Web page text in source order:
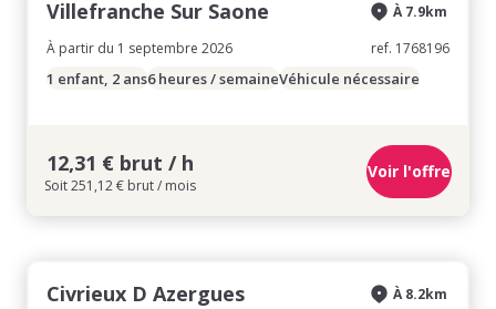
Villefranche Sur Saone
À partir du 1 septembre 2026
À 7.9km
ref. 1768196
1 enfant, 2 ans6 heures / semaineVéhicule nécessaire
12,31 € brut / h
Soit 251,12 € brut / mois
Voir l'offre
Civrieux D Azergues
À 8.2km